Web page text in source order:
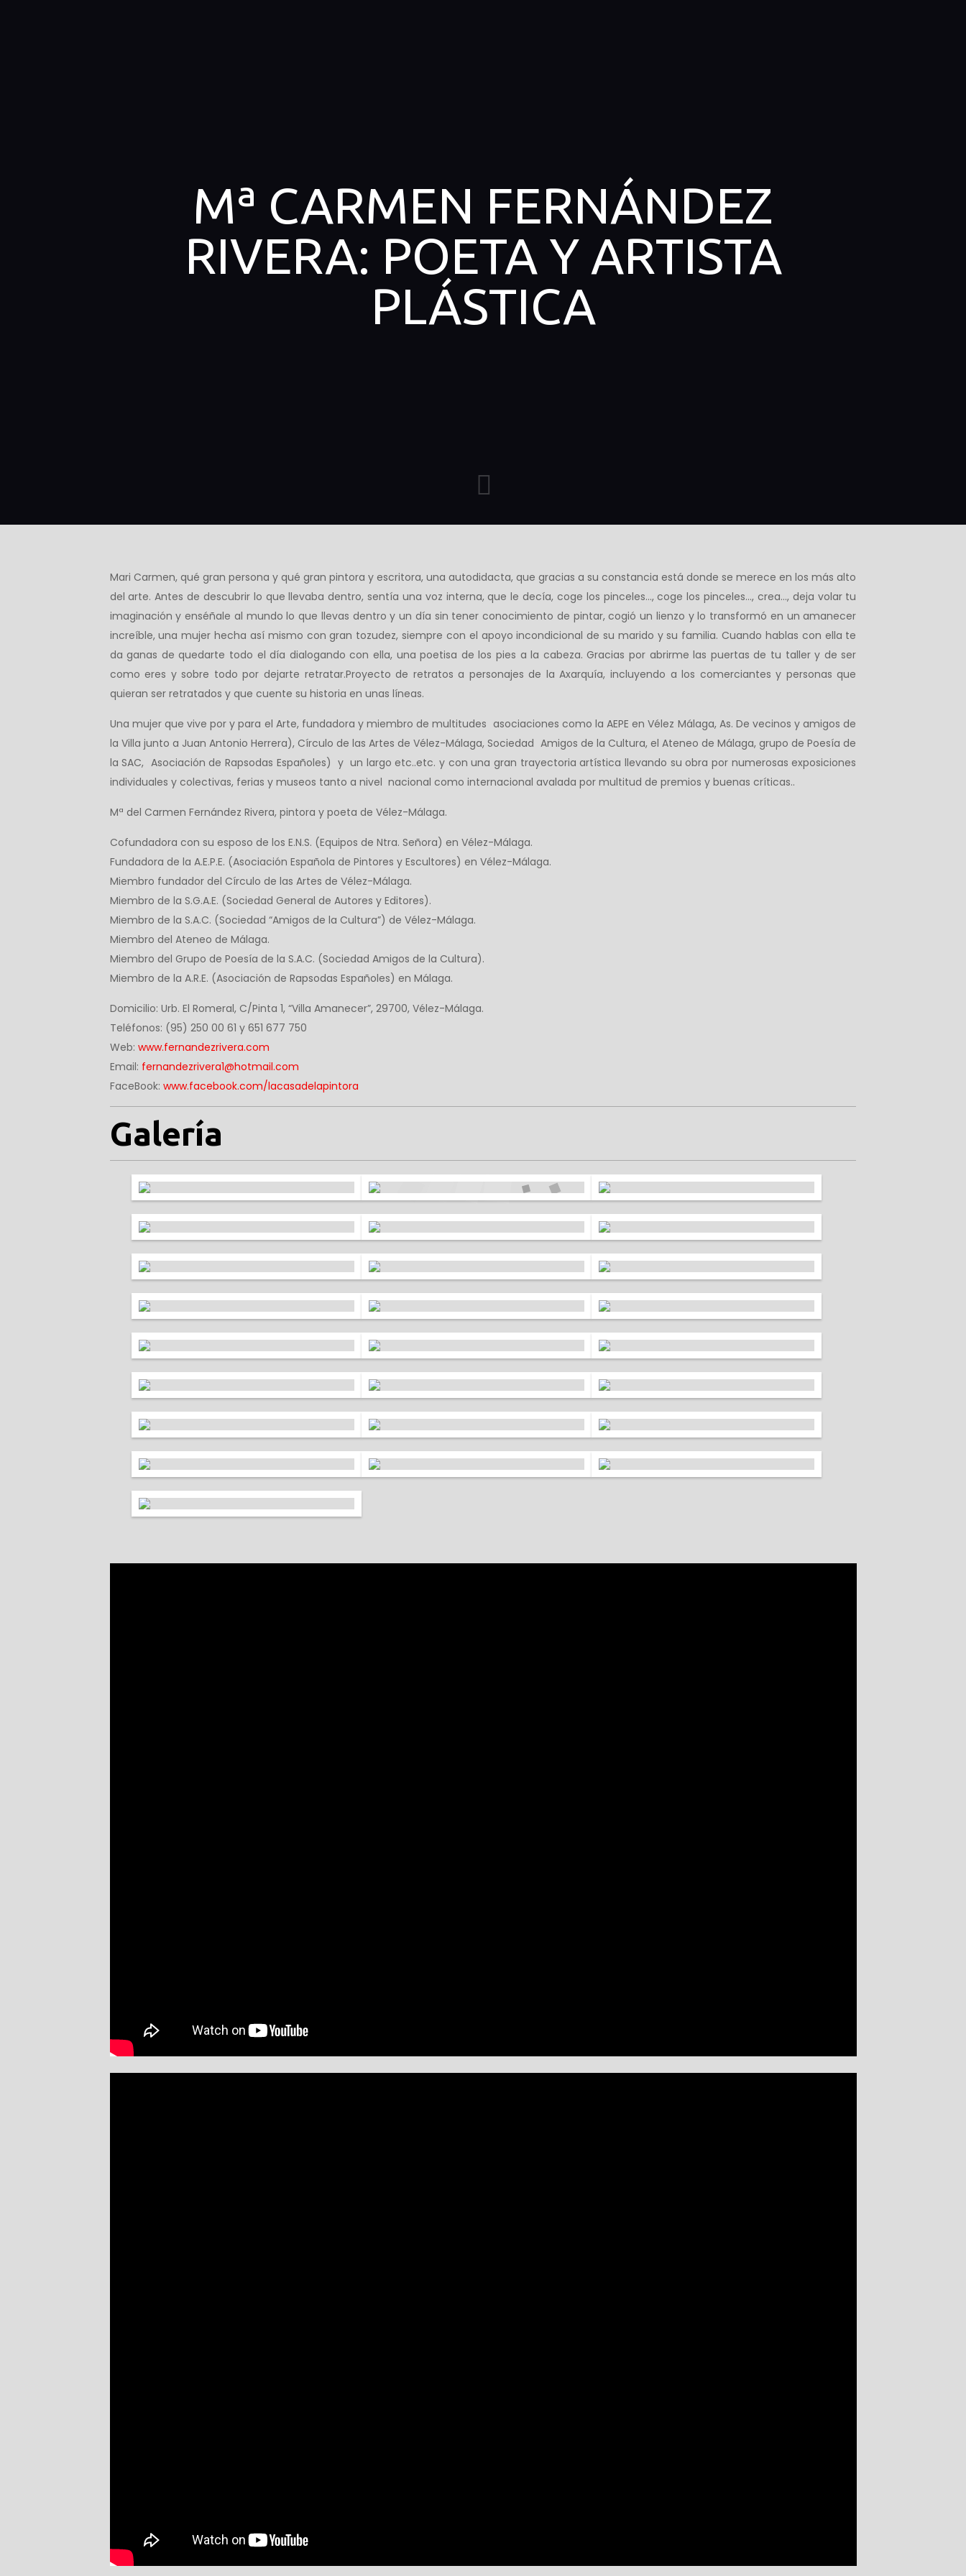
Mª CARMEN FERNÁNDEZ
RIVERA: POETA Y ARTISTA
PLÁSTICA
Mari Carmen, qué gran persona y qué gran pintora y escritora, una autodidacta, que gracias a su constancia está donde se merece en los más alto
del arte. Antes de descubrir lo que llevaba dentro, sentía una voz interna, que le decía, coge los pinceles…, coge los pinceles…, crea…, deja volar tu
imaginación y enséñale al mundo lo que llevas dentro y un día sin tener conocimiento de pintar, cogió un lienzo y lo transformó en un amanecer
increíble, una mujer hecha así mismo con gran tozudez, siempre con el apoyo incondicional de su marido y su familia. Cuando hablas con ella te
da ganas de quedarte todo el día dialogando con ella, una poetisa de los pies a la cabeza. Gracias por abrirme las puertas de tu taller y de ser
como eres y sobre todo por dejarte retratar.Proyecto de retratos a personajes de la Axarquía, incluyendo a los comerciantes y personas que
quieran ser retratados y que cuente su historia en unas líneas.
Una mujer que vive por y para el Arte, fundadora y miembro de multitudes asociaciones como la AEPE en Vélez Málaga, As. De vecinos y amigos de
la Villa junto a Juan Antonio Herrera), Círculo de las Artes de Vélez-Málaga, Sociedad Amigos de la Cultura, el Ateneo de Málaga, grupo de Poesía de
la SAC, Asociación de Rapsodas Españoles) y un largo etc..etc. y con una gran trayectoria artística llevando su obra por numerosas exposiciones
individuales y colectivas, ferias y museos tanto a nivel nacional como internacional avalada por multitud de premios y buenas críticas..
Mª del Carmen Fernández Rivera, pintora y poeta de Vélez-Málaga.
Cofundadora con su esposo de los E.N.S. (Equipos de Ntra. Señora) en Vélez-Málaga.
Fundadora de la A.E.P.E. (Asociación Española de Pintores y Escultores) en Vélez-Málaga.
Miembro fundador del Círculo de las Artes de Vélez-Málaga.
Miembro de la S.G.A.E. (Sociedad General de Autores y Editores).
Miembro de la S.A.C. (Sociedad “Amigos de la Cultura”) de Vélez-Málaga.
Miembro del Ateneo de Málaga.
Miembro del Grupo de Poesía de la S.A.C. (Sociedad Amigos de la Cultura).
Miembro de la A.R.E. (Asociación de Rapsodas Españoles) en Málaga.
Domicilio: Urb. El Romeral, C/Pinta 1, “Villa Amanecer”, 29700, Vélez-Málaga.
Teléfonos: (95) 250 00 61 y 651 677 750
Web: www.fernandezrivera.com
Email: fernandezrivera1@hotmail.com
FaceBook: www.facebook.com/lacasadelapintora
Galería